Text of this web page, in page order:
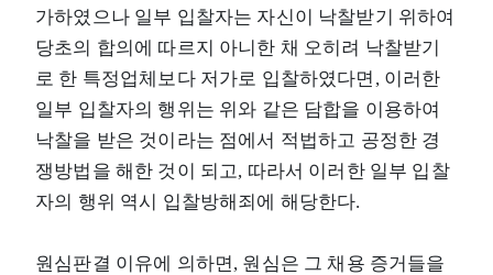
가하였으나 일부 입찰자는 자신이 낙찰받기 위하여
당초의 합의에 따르지 아니한 채 오히려 낙찰받기
로 한 특정업체보다 저가로 입찰하였다면, 이러한
일부 입찰자의 행위는 위와 같은 담합을 이용하여
낙찰을 받은 것이라는 점에서 적법하고 공정한 경
쟁방법을 해한 것이 되고, 따라서 이러한 일부 입찰
자의 행위 역시 입찰방해죄에 해당한다.
원심판결 이유에 의하면, 원심은 그 채용 증거들을